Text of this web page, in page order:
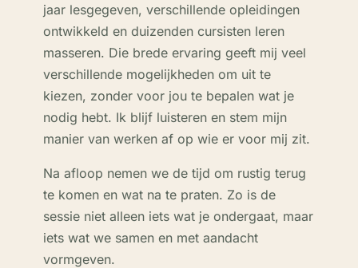
jaar lesgegeven, verschillende opleidingen
ontwikkeld en duizenden cursisten leren
masseren. Die brede ervaring geeft mij veel
verschillende mogelijkheden om uit te
kiezen, zonder voor jou te bepalen wat je
nodig hebt. Ik blijf luisteren en stem mijn
manier van werken af op wie er voor mij zit.
Na afloop nemen we de tijd om rustig terug
te komen en wat na te praten. Zo is de
sessie niet alleen iets wat je ondergaat, maar
iets wat we samen en met aandacht
vormgeven.